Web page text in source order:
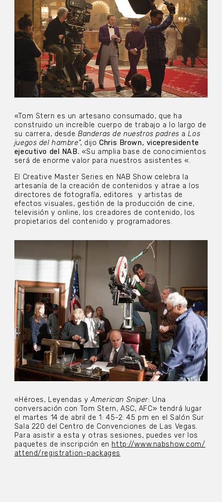
«Tom Stern es un artesano consumado, que ha
construido un increíble cuerpo de trabajo a lo largo de
su carrera, desdeBanderas de nuestros padres aLos
juegos del hambre”, dijoChris Brown, vicepresidente
ejecutivo del NAB. «Su amplia base de conocimientos
será de enorme valor para nuestros asistentes «.
El Creative Master Series en NAB Show celebra la
artesanía de la creación de contenidos y atrae a los
directores de fotografía, editores
y artistas de
efectos visuales, gestión de la producción de cine,
televisión y online, los creadores de contenido, los
propietarios del contenido y programadores.
«Héroes, Leyendas yAmerican Sniper: Una
conversación con Tom Stern, ASC, AFC» tendrá lugar
el martes 14 de abril de 1: 45-2: 45 pm en el Salón Sur
Sala 220 del Centro de Convenciones de Las Vegas.
Para asistir a esta y otras sesiones, puedes ver los
paquetes de inscripción en http://www.nabshow.com/
attend/registration-packages